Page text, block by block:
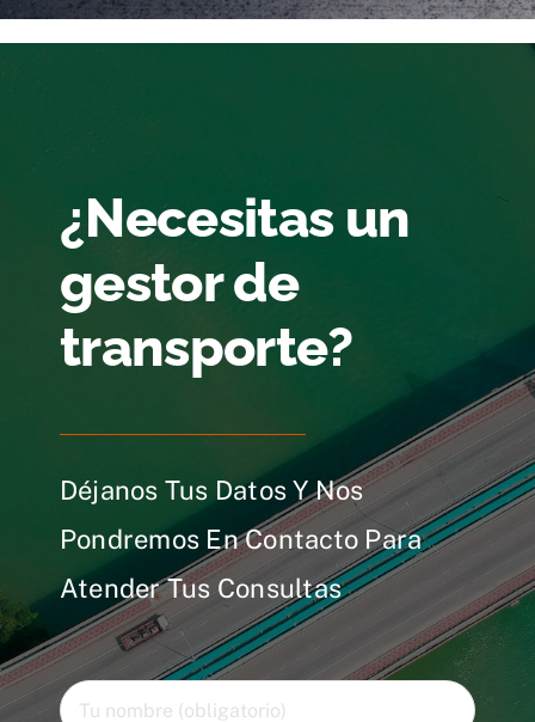
¿Necesitas un
gestor de
transporte?
Déjanos Tus Datos Y Nos
Pondremos En Contacto Para
Atender Tus Consultas